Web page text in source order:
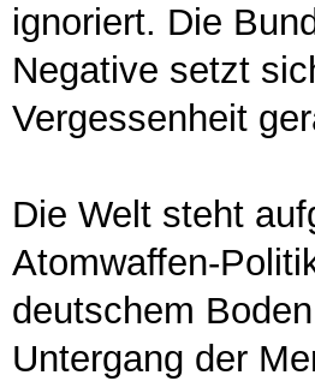
ignoriert. Die
Negative setzt
Vergessenheit
Die Welt steht
Atomwaffen-
deutschem
Untergang der